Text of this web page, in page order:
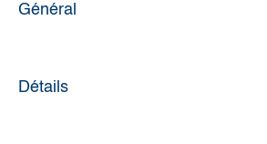
Général
Détails